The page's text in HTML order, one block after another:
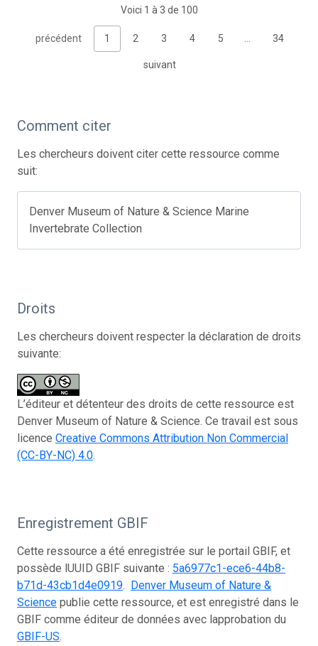
Voici 1 à 3 de 100
précédent 1 2 3 4 5 34
suivant
Comment citer
Les chercheurs doivent citer cette ressource comme
suit:
Denver Museum of Nature & Science Marine
Invertebrate Collection
Droits
Les chercheurs doivent respecter la déclaration de droits
suivante:
L’éditeur et détenteur des droits de cette ressource est
Denver Museum of Nature & Science. Ce travail est sous
licence Creative Commons Attribution Non Commercial
(CC-BY-NC) 4.0.
Enregistrement GBIF
Cette ressource a été enregistrée sur le portail GBIF, et
possède lUUID GBIF suivante : 5a6977c1-ece6-44b8-
b71d-43cb1d4e0919. Denver Museum of Nature &
Science publie cette ressource, et est enregistré dans le
GBIF comme éditeur de données avec lapprobation du
GBIF-US.